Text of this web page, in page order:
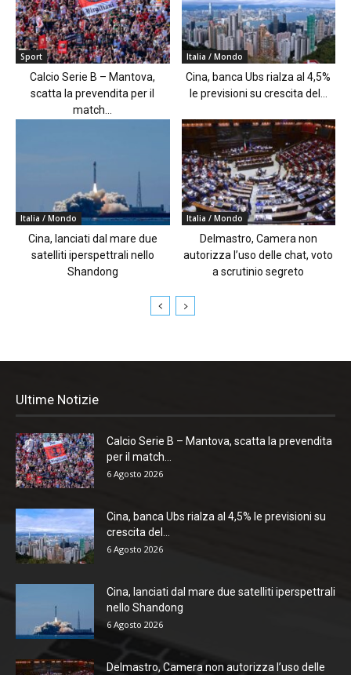
Sport
Calcio Serie B – Mantova,
scatta la prevendita per il
match...
Italia / Mondo
Cina, banca Ubs rialza al 4,5%
le previsioni su crescita del...
Italia / Mondo
Cina, lanciati dal mare due
satelliti iperspettrali nello
Shandong
Italia / Mondo
Delmastro, Camera non
autorizza l’uso delle chat, voto
a scrutinio segreto
Ultime Notizie
Calcio Serie B – Mantova, scatta la prevendita
per il match...
6 Agosto 2026
Cina, banca Ubs rialza al 4,5% le previsioni su
crescita del...
6 Agosto 2026
Cina, lanciati dal mare due satelliti iperspettrali
nello Shandong
6 Agosto 2026
Delmastro, Camera non autorizza l’uso delle